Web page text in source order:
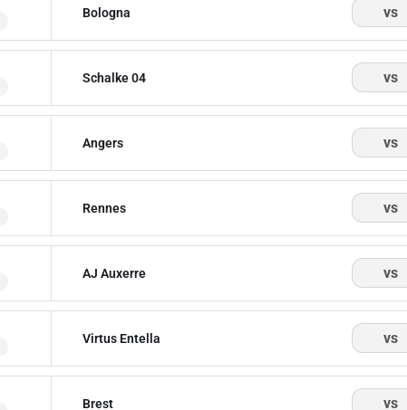
Bologna vs
Schalke 04 vs
Angers vs
Rennes vs
AJ Auxerre vs
Virtus Entella vs
Brest vs